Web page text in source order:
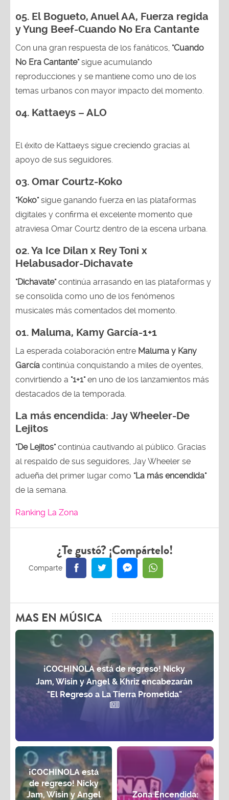
05. El Bogueto, Anuel AA, Fuerza regida
y Yung Beef-Cuando No Era Cantante
Con una gran respuesta de los fanáticos, "Cuando
No Era Cantante"sigue acumulando
reproducciones y se mantiene como uno de los
temas urbanos con mayor impacto del momento.
04. Kattaeys – ALO
El éxito de Kattaeys sigue creciendo gracias al
apoyo de sus seguidores.
03. Omar Courtz-Koko
"Koko"sigue ganando fuerza en las plataformas
digitales y confirma el excelente momento que
atraviesa Omar Courtz dentro de la escena urbana.
02.Ya Ice Dilan x Rey Toni x
Helabusador-Dichavate
"Dichavate"continúa arrasando en las plataformas y
se consolida como uno de los fenómenos
musicales más comentados del momento.
01. Maluma, Kamy García-1+1
La esperada colaboración entre Maluma y Kany
García continúa conquistando a miles de oyentes,
convirtiendo a "1+1"en uno de los lanzamientos más
destacados de la temporada.
La más encendida: Jay Wheeler-De
Lejitos
"De Lejitos"continúa cautivando al público. Gracias
al respaldo de sus seguidores, Jay Wheeler se
adueña del primer lugar como "La más encendida"
de la semana.
Ranking La Zona
¿Te gustó? ¡Compártelo!
MAS EN MÚSICA
¡COCHINOLA está de regreso! Nicky
Jam, Wisin y Angel & Khriz encabezarán
"El Regreso a La Tierra Prometida"
¡COCHINOLA está
de regreso! Nicky
Jam, Wisin y Angel
Zona Encendida: